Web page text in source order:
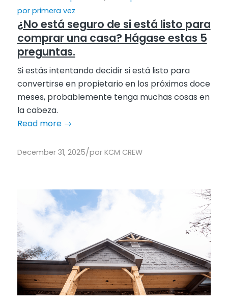
por primera vez
¿No está seguro de si está listo para
comprar una casa? Hágase estas 5
preguntas.
Si estás intentando decidir si está listo para
convertirse en propietario en los próximos doce
meses, probablemente tenga muchas cosas en
la cabeza.
Read more→
December 31, 2025/por KCM CREW